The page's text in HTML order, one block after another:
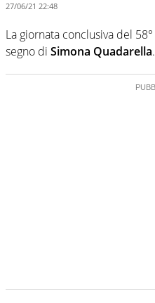
27/06/21 22:48
La giornata conclusiva del 58°
segno di Simona Quadarella.